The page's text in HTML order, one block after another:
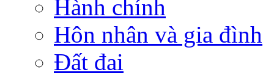
Hành chính
Hôn nhân và gia đình
Đất đai